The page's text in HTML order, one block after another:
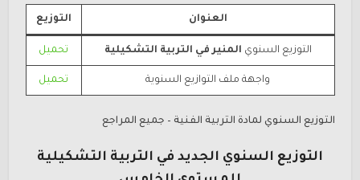
العنوان التوزيع
التوزيع السنوي المنير في التربية التشكيلية تحميل
واجهة ملف التوازيع السنوية تحميل
التوزيع السنوي لمادة التربية الفنية – جميع المراجع
التوزيع السنوي الجديد في التربية التشكيلية